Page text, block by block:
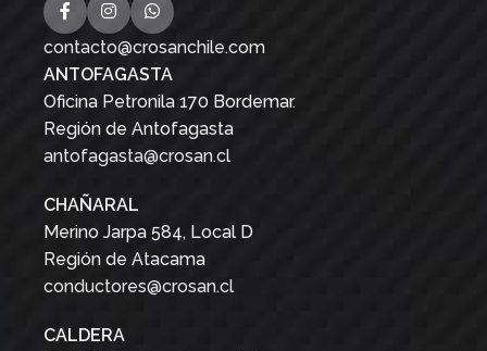
contacto@crosanchile.com
ANTOFAGASTA
Oficina Petronila 170 Bordemar.
Región de Antofagasta
antofagasta@crosan.cl
CHAÑARAL
Merino Jarpa 584, Local D
Región de Atacama
conductores@crosan.cl
CALDERA